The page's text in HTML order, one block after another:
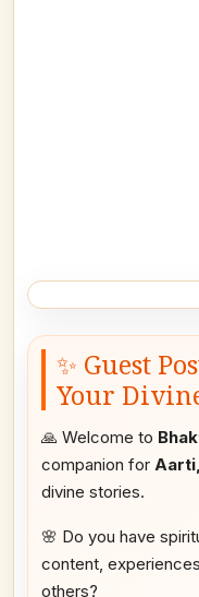
✨ Guest
Your
🙏 Welcome to
companion for
divine stories.
🌸 Do you have
content,
others?